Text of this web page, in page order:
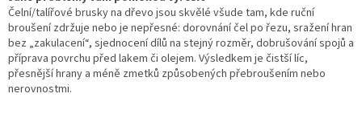
Čelní/talířové brusky na dřevo jsou skvělé všude tam, kde ruční
broušení zdržuje nebo je nepřesné: dorovnání čel po řezu, sražení hran
bez „zakulacení“, sjednocení dílů na stejný rozměr, dobrušování spojů a
příprava povrchu před lakem či olejem. Výsledkem je čistší líc,
přesnější hrany a méně zmetků způsobených přebroušením nebo
nerovnostmi.